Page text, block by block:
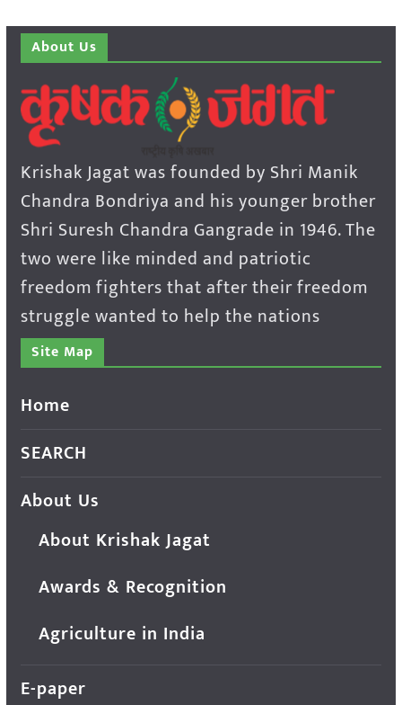
About Us
Krishak Jagat was founded by Shri Manik
Chandra Bondriya and his younger brother
Shri Suresh Chandra Gangrade in 1946. The
two were like minded and patriotic
freedom fighters that after their freedom
struggle wanted to help the nations
Site Map
Home
SEARCH
About Us
About Krishak Jagat
Awards & Recognition
Agriculture in India
E-paper